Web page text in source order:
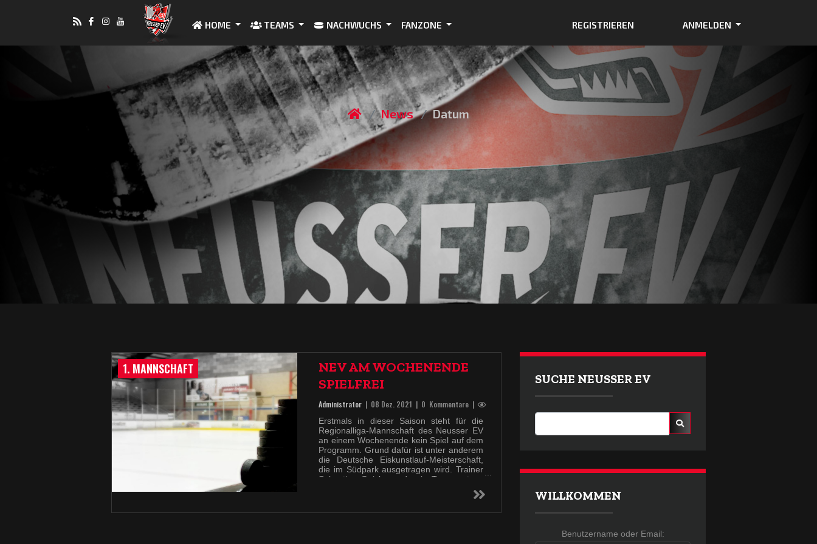
HOME TEAMS NACHWUCHS FANZONE REGISTRIEREN ANMELDEN
News Datum
1. MANNSCHAFT
NEV AM WOCHENENDE
SPIELFREI
Administrator | 08 Dez. 2021 | 0 Kommentare |
Erstmals in dieser Saison steht für die
Regionalliga-Mannschaft des Neusser EV
an einem Wochenende kein Spiel auf dem
Programm. Grund dafür ist unter anderem
die Deutsche Eiskunstlauf-Meisterschaft,
die im Südpark ausgetragen wird. Trainer
Sebastian Geisler und sein Team nutzen
die Spielpause auch zur Analyse des
schwachen Auftritts gegen die Ratinger Ice
SUCHE NEUSSER EV
WILLKOMMEN
Benutzername oder Email: